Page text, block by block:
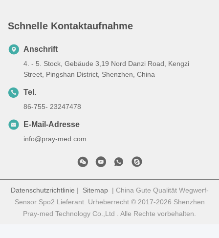
Schnelle Kontaktaufnahme
Anschrift
4. - 5. Stock, Gebäude 3,19 Nord Danzi Road, Kengzi
Street, Pingshan District, Shenzhen, China
Tel.
86-755- 23247478
E-Mail-Adresse
info@pray-med.com
Datenschutzrichtlinie | Sitemap| China Gute Qualität Wegwerf-
Sensor Spo2 Lieferant. Urheberrecht © 2017-2026 Shenzhen
Pray-med Technology Co.,Ltd . Alle Rechte vorbehalten.